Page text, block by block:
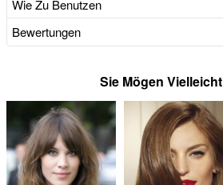
Wie Zu Benutzen
Bewertungen
Sie Mögen